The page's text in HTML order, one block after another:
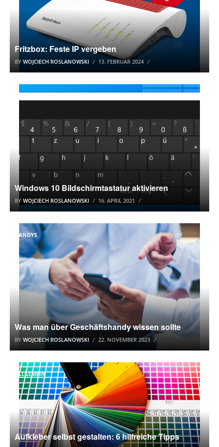
Fritzbox: Feste IP vergeben
BY WOJCIECH ROSLANOWSKI 13. FEBRUAR 2024
Windows 10 Bildschirmtastatur aktivieren
BY WOJCIECH ROSLANOWSKI 16. APRIL 2021
HANDYS
Was man über Geschäftshandy wissen sollte
BY WOJCIECH ROSLANOWSKI 22. NOVEMBER 2023
ALLGEMEIN
Aufkleber selbst gestalten: 6 hilfreiche Tipps